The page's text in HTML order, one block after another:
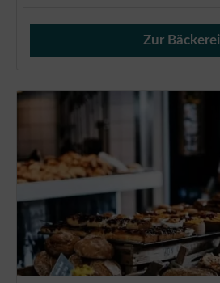
Verkauf von Brötchen,
Zur Bäckerei